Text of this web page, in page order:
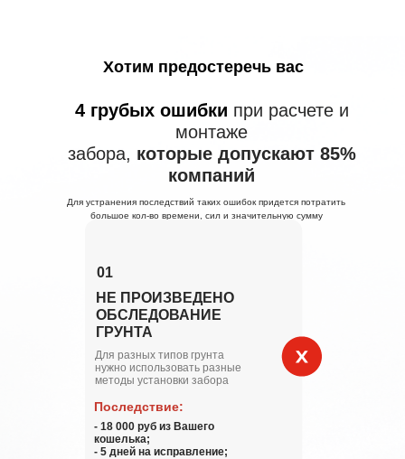
Хотим предостеречь вас
4 грубых ошибки при расчете и
монтаже
забора, которые допускают 85%
компаний
Для устранения последствий таких ошибок придется потратить
большое кол-во времени, сил и значительную сумму
01
НЕ ПРОИЗВЕДЕНО
ОБСЛЕДОВАНИЕ
ГРУНТА
Для разных типов грунта
нужно использовать разные
методы установки забора
Последствие:
- 18 000 руб из Вашего
кошелька;
- 5 дней на исправление;